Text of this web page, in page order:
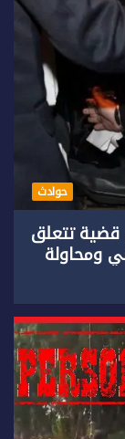
حوادث
تتعلق
ومحاولة